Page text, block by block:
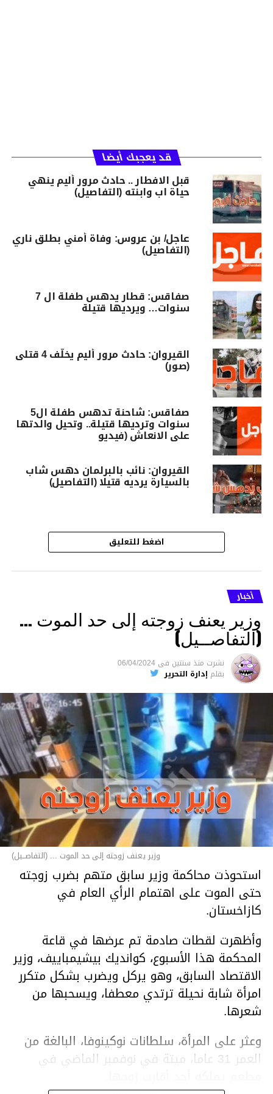
قد يعجبك أيضا
قبل الافطار .. حادث مرور أليم ينهي
حياة اب وابنته (التفاصيل)
عاجل/ بن عروس: وفاة أمني بطلق ناري
(التفاصيل)
صفاقس: قطار يدهس طفلة ال 7
سنوات… ويرديها قتيلة
القيروان: حادث مرور أليم يخلّف 4 قتلى
(صور)
صفاقس: شاحنة تدهس طفلة ال5
سنوات وترديها قتيلة.. وتحيل والدتها
على الانعاش (فيديو
القيروان: نائب بالبرلمان دهس شاب
بالسيارة يرديه قتيلا (التفاصيل)
اضغط للتعليق
أخبار
وزير يعنف زوجته إلى حد الموت …
(التفاصــيل)
نشرت منذ سنتين فى 06/04/2024
بقلم إدارة التحرير
وزير يعنف زوجته إلى حد الموت ... (التفاصــيل)
استحوذت محاكمة وزير سابق متهم بضرب زوجته
حتى الموت على اهتمام الرأي العام في
كازاخستان.
وأظهرت لقطات صادمة تم عرضها في قاعة
المحكمة هذا الأسبوع، كوانديك بيشيمباييف، وزير
الاقتصاد السابق، وهو يركل ويضرب بشكل متكرر
امرأة شابة نحيلة ترتدي معطفا، ويسحبها من
شعرها.
وعثر على المرأة، سلطانات نوكينوفا، البالغة من
العمر 31 عاما، ميتة في نوفمبر الماضي في